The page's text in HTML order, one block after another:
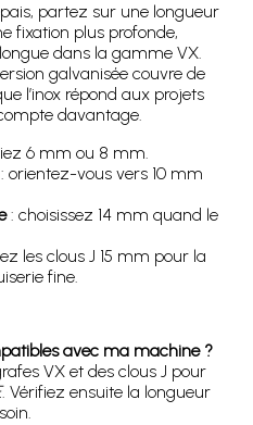
partez sur une longueur
fixation plus profonde,
dans la gamme VX.
galvanisée couvre de
l’inox répond aux projets
davantage.
6 mm ou 8 mm.
orientez-vous vers 10 mm
: choisissez 14 mm quand le
les clous J 15 mm pour la
fine.
avec ma machine ?
VX et des clous J pour
. Vérifiez ensuite la longueur